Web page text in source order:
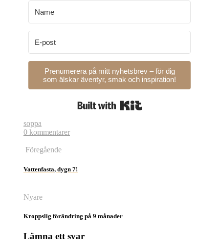
Prenumerera på mitt nyhetsbrev – för dig
som älskar äventyr, smak och inspiration!
soppa
0 kommentarer
Föregående
Vattenfasta, dygn 7!
Nyare
Kroppslig förändring på 9 månader
Lämna ett svar